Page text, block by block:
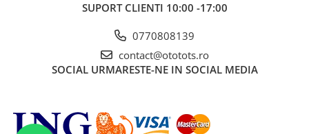
SUPORT CLIENTI 10:00 -17:00
0770808139
contact@ototots.ro
SOCIAL URMARESTE-NE IN SOCIAL MEDIA